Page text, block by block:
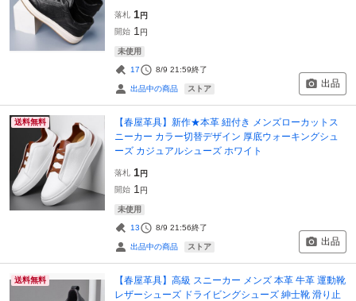
落札 1円
開始 1 円
未使用
17 8/9 21:59終了
出品中の商品 ストア 出品
送料無料
【春屋革具】新作★本革 紐付き メンズローカットス
ニーカー カラー切替デザイン 厚底ウォーキングシュ
ーズ カジュアルシューズ ホワイト
落札 1円
開始 1 円
未使用
13 8/9 21:56終了
出品中の商品 ストア 出品
送料無料
【春屋革具】高級 スニーカー メンズ 本革 牛革 運動靴
レザーシューズ ドライビングシューズ 紳士靴 滑り止